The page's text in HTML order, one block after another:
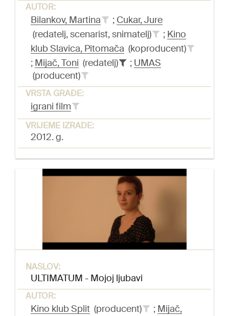
AUTOR:
Bilankov, Martina ; Cukar, Jure
(redatelj, scenarist, snimatelj)
; Kino
klub Slavica, Pitomača (koproducent)
; Mijač, Toni (redatelj) ; UMAS
(producent)
VRSTA GRAĐE:
igrani film
VRIJEME IZRADE:
2012. g.
NASLOV:
ULTIMATUM - Mojoj ljubavi
AUTOR:
Kino klub Split (producent) ; Mijač,